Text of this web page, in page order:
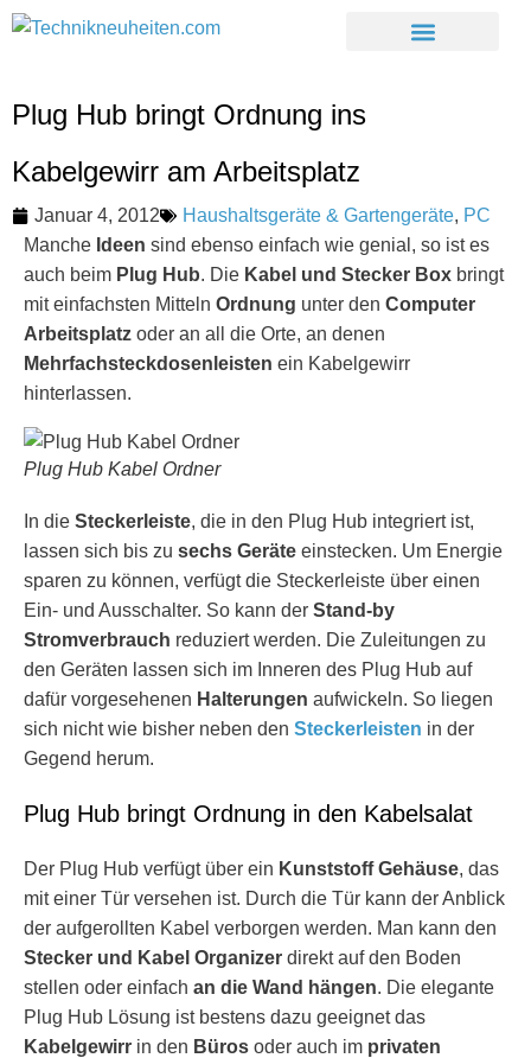
Plug Hub bringt Ordnung ins
Kabelgewirr am Arbeitsplatz
Januar 4, 2012 Haushaltsgeräte & Gartengeräte, PC
Manche Ideen sind ebenso einfach wie genial, so ist es
auch beim Plug Hub. Die Kabel und Stecker Box bringt
mit einfachsten Mitteln Ordnung unter den Computer
Arbeitsplatz oder an all die Orte, an denen
Mehrfachsteckdosenleisten ein Kabelgewirr
hinterlassen.
Plug Hub Kabel Ordner
In die Steckerleiste, die in den Plug Hub integriert ist,
lassen sich bis zu sechs Geräte einstecken. Um Energie
sparen zu können, verfügt die Steckerleiste über einen
Ein- und Ausschalter. So kann der Stand-by
Stromverbrauch reduziert werden. Die Zuleitungen zu
den Geräten lassen sich im Inneren des Plug Hub auf
dafür vorgesehenen Halterungen aufwickeln. So liegen
sich nicht wie bisher neben den Steckerleisten in der
Gegend herum.
Plug Hub bringt Ordnung in den Kabelsalat
Der Plug Hub verfügt über ein Kunststoff Gehäuse, das
mit einer Tür versehen ist. Durch die Tür kann der Anblick
der aufgerollten Kabel verborgen werden. Man kann den
Stecker und Kabel Organizer direkt auf den Boden
stellen oder einfach an die Wand hängen. Die elegante
Plug Hub Lösung ist bestens dazu geeignet das
Kabelgewirr in den Büros oder auch im privaten